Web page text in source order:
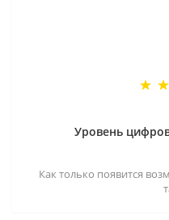
Уровень
Как только появится